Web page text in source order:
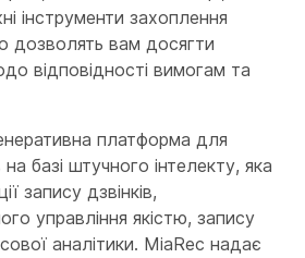
інструменти захоплення
дозволять вам досягти
відповідності вимогам та
платформа для
базі штучного інтелекту, яка
запису дзвінків,
управління якістю, запису
аналітики. MiaRec надає